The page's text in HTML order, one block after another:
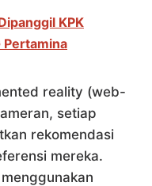
KPK
Pertamina
reality (web-
setiap
rekomendasi
mereka.